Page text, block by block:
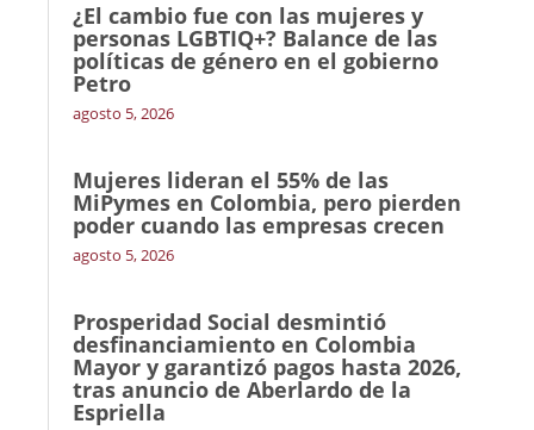
¿El cambio fue con las mujeres y
personas LGBTIQ+? Balance de las
políticas de género en el gobierno
Petro
agosto 5, 2026
Mujeres lideran el 55% de las
MiPymes en Colombia, pero pierden
poder cuando las empresas crecen
agosto 5, 2026
Prosperidad Social desmintió
desfinanciamiento en Colombia
Mayor y garantizó pagos hasta 2026,
tras anuncio de Aberlardo de la
Espriella